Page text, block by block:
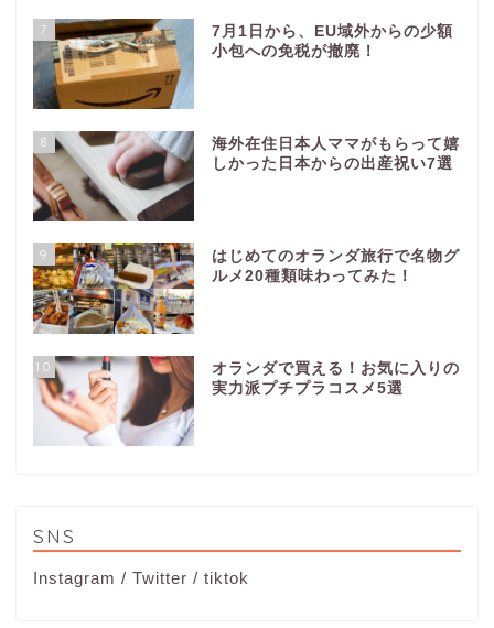
7
7月1日から、EU域外からの少額
小包への免税が撤廃！
8
海外在住日本人ママがもらって嬉
しかった日本からの出産祝い7選
9
はじめてのオランダ旅行で名物グ
ルメ20種類味わってみた！
10
オランダで買える！お気に入りの
実力派プチプラコスメ5選
SNS
Instagram / Twitter / tiktok